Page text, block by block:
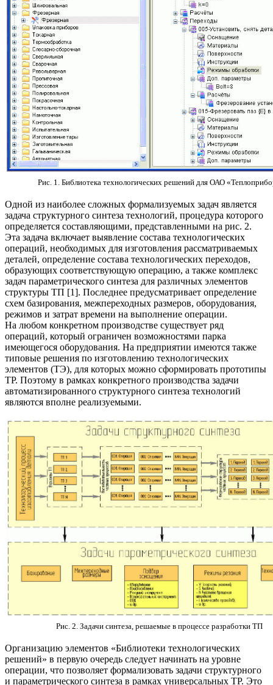
Рис. 1. Библиотека технологических решений для ОАО
Одной из наиболее сложных формализуемых задач является
задача структурного синтеза технологий, процедура которого
определяется составляющими, представленными на рис. 2.
Эта задача включает выявление состава технологических
операций, необходимых для изготовления рассматриваемых
деталей, определение состава технологических переходов,
образующих соответствующую операцию, а также комплекс
задач параметрического синтеза для различных элементов
структуры ТП [1]. Последнее предусматривает определение
схем базирования, межпереходных размеров, оборудования,
режимов и затрат времени на выполнение операции.
На любом конкретном производстве существует ряд
операций, который ограничен возможностями парка
имеющегося оборудования. На предприятии имеются также
типовые решения по изготовлению технологических
элементов (ТЭ), для которых можно сформировать прототипы
ТР. Поэтому в рамках конкретного производства задачи
автоматизированного структурного синтеза технологий
являются вполне реализуемыми.
Рис. 2. Задачи синтеза, решаемые в процессе разработки ТП
Организацию элементов «Библиотеки технологических
решений» в первую очередь следует начинать на уровне
операции, что позволяет формализовать задачи структурного
и параметрического синтеза в рамках универсальных ТР. Это